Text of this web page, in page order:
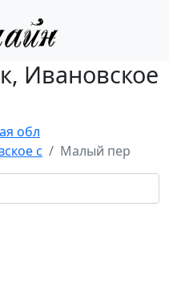
Ивановское
обл
с Малый пер